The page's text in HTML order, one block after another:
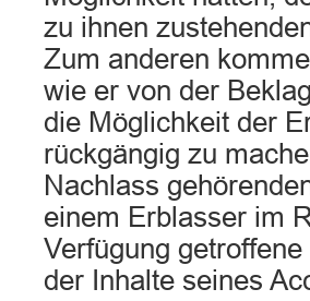
zu ihnen
Zum anderen
wie er von der
die Möglichkeit der
rückgängig zu
Nachlass
einem Erblasser im
Verfügung
der Inhalte seines